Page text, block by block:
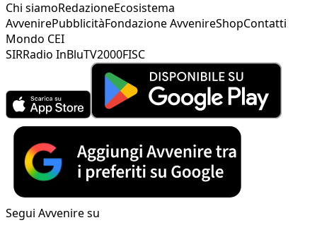
Chi siamoRedazioneEcosistema
AvvenirePubblicitàFondazione AvvenireShopContatti
Mondo CEI
SIRRadio InBluTV2000FISC
Segui Avvenire su